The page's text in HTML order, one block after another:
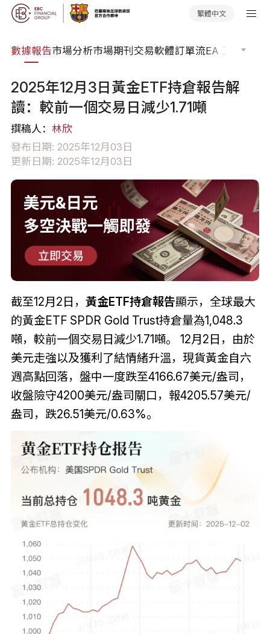
繁體中文
數據報告市場分析市場期刊交易軟體訂單流EA 工具庫
2025年12月3日黃金ETF持倉報告解
讀：較前一個交易日減少1.71噸
撰稿人： 林欣
發布日期: 2025年12月03日
更新日期: 2025年12月03日
截至12月2日， 黃金ETF持倉報告顯示，全球最大
的黃金ETF SPDR Gold Trust持倉量為1,048.3
噸，較前一個交易日減少1.71噸。 12月2日，由於
美元走強以及獲利了結情緒升溫，現貨黃金自六
週高點回落，盤中一度跌至4166.67美元/盎司，
收盤險守4200美元/盎司關口，報4205.57美元/
盎司，跌26.51美元/0.63%。